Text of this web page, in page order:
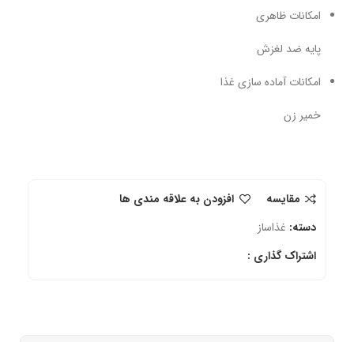
امکانات ظاهری
پایه ضد لغزش
امکانات آماده سازی غذا
خمیر زن
مقایسه
افزودن به علاقه مندی ها
دسته: غذاساز
اشتراک گذاری :